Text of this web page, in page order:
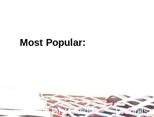
Most Popular:
SJ Metal Distendido Produits